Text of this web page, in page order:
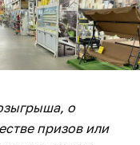
о
призов или